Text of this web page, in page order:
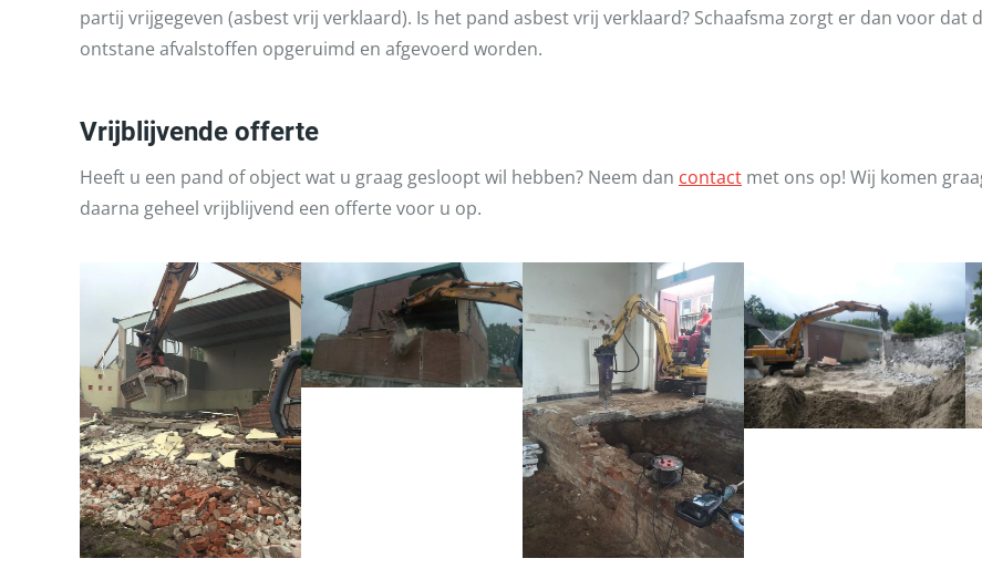
partij vrijgegeven (asbest vrij verklaard). Is het pand asbest vrij verklaard? Schaafsma zorgt er dan voor
ontstane afvalstoffen opgeruimd en afgevoerd worden.
Vrijblijvende offerte
Heeft u een pand of object wat u graag gesloopt wil hebben? Neem dan contact met ons op! Wij komen
daarna geheel vrijblijvend een offerte voor u op.